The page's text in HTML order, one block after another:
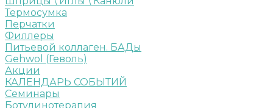
Термосумка
Перчатки
Филлеры
Питьевой коллаген. БАДы
Gehwol (Геволь)
Акции
КАЛЕНДАРЬ СОБЫТИЙ
Семинары
Ботулинотерапия